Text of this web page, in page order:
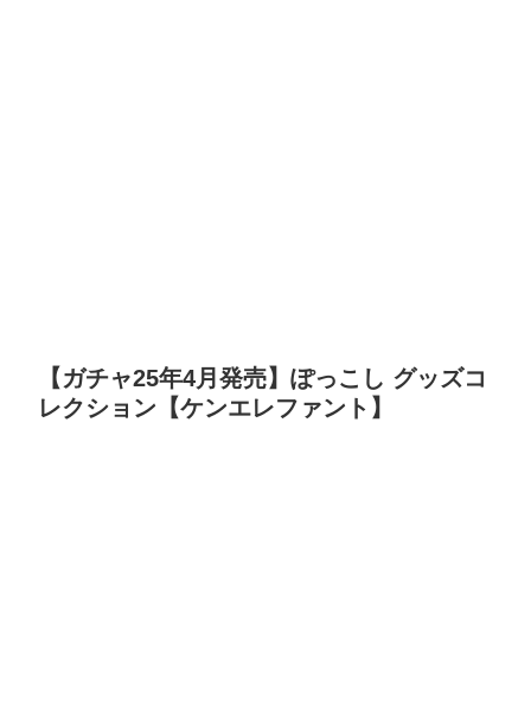
【ガチャ25年4月発売】ぽっこし グッズコ
レクション【ケンエレファント】